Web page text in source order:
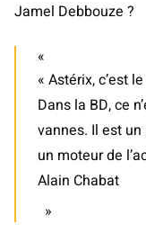
Jamel Debbouze ?
« Astérix, c’est
Dans la BD, ce
vannes. Il est
un moteur de
Alain Chabat